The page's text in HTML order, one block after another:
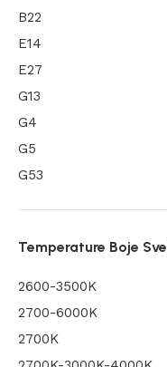
IP54
IP64
IP65
IP65IP20
IP67
B22
E14
E27
G13
G4
G5
G53
GU10 MINI
GX53
LEDModule
S14S
SolarLed
Temperature Boje
2600-3500K
2700-6000K
2700K